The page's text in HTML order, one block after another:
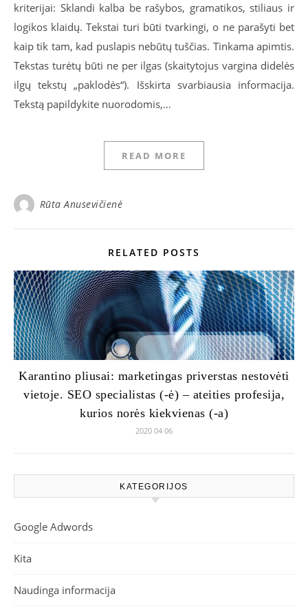
kriterijai: Sklandi kalba be rašybos, gramatikos, stiliaus ir
logikos klaidų. Tekstai turi būti tvarkingi, o ne parašyti bet
kaip tik tam, kad puslapis nebūtų tuščias. Tinkama apimtis.
Tekstas turėtų būti ne per ilgas (skaitytojus vargina didelės
ilgų tekstų „paklodės“). Išskirta svarbiausia informacija.
Tekstą papildykite nuorodomis,…
READ MORE
Rūta Anusevičienė
RELATED POSTS
Karantino pliusai: marketingas priverstas nestovėti
vietoje. SEO specialistas (-ė) – ateities profesija,
kurios norės kiekvienas (-a)
2020 04 06
KATEGORIJOS
Google Adwords
Kita
Naudinga informacija